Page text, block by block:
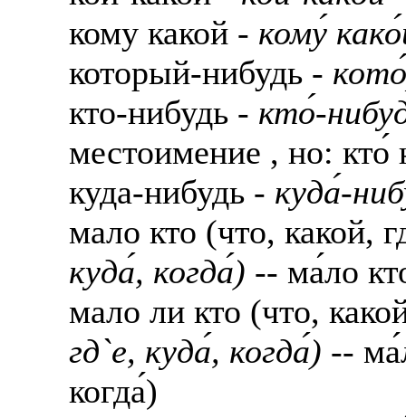
кому какой - кому́
который-нибудь -
кто-нибудь - кто́-
местоимение , но: кто́
куда-нибудь - куда́-
мало кто (что, какой,
куда́, когда́) -- ма́ло
мало ли кто (что,
гд`е, куда́, когда́) --
когда́)